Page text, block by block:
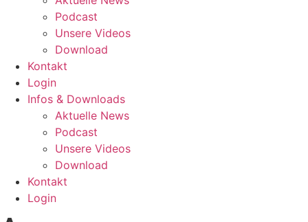
Podcast
Unsere Videos
Download
Kontakt
Login
Infos & Downloads
Aktuelle News
Podcast
Unsere Videos
Download
Kontakt
Login